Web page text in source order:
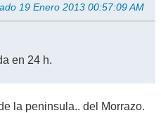
19 Enero 2013 00:57:09 AM
en 24 h.
la peninsula.. del Morrazo.